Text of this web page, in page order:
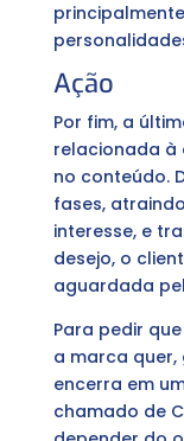
Ação
Por fim, a
relacionada à
no conteúdo.
fases,
interesse, e
desejo, o
aguardada
Para pedir
a marca
encerra em
chamado de